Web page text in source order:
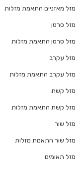
מזל מאזניים התאמת מזלות
מזל סרטן
מזל סרטן התאמת מזלות
מזל עקרב
מזל עקרב התאמת מזלות
מזל קשת
מזל קשת התאמת מזלות
מזל שור
מזל שור התאמת מזלות
מזל תאומים